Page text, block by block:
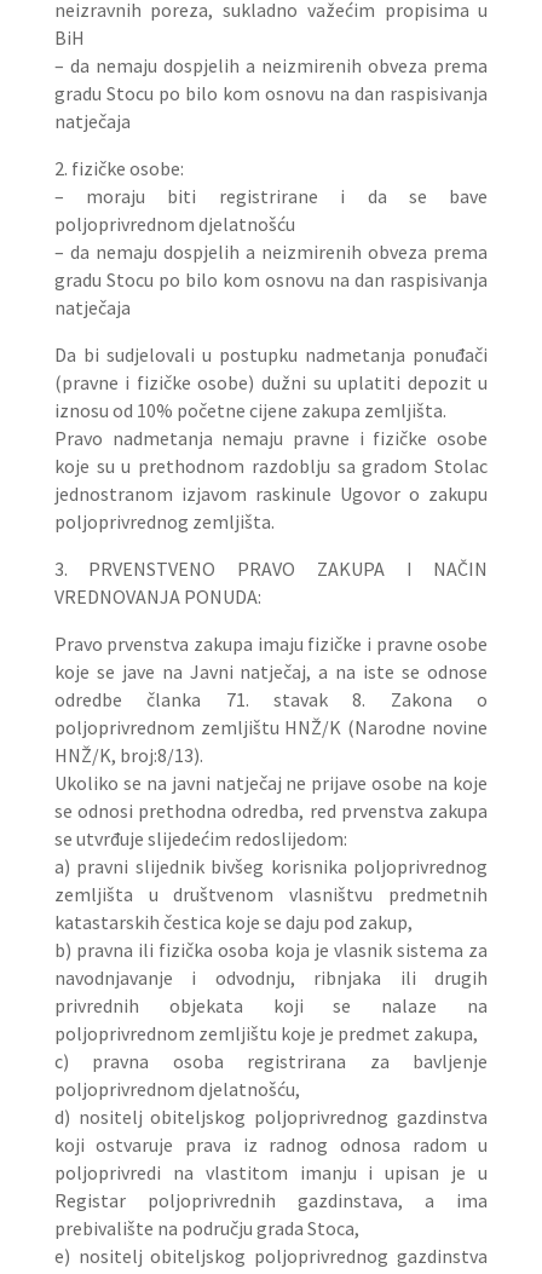
neizravnih poreza, sukladno važećim propisima u
BiH
– da nemaju dospjelih a neizmirenih obveza prema
gradu Stocu po bilo kom osnovu na dan raspisivanja
natječaja
2. fizičke osobe:
– moraju biti registrirane i da se bave
poljoprivrednom djelatnošću
– da nemaju dospjelih a neizmirenih obveza prema
gradu Stocu po bilo kom osnovu na dan raspisivanja
natječaja
Da bi sudjelovali u postupku nadmetanja ponuđači
(pravne i fizičke osobe) dužni su uplatiti depozit u
iznosu od 10% početne cijene zakupa zemljišta.
Pravo nadmetanja nemaju pravne i fizičke osobe
koje su u prethodnom razdoblju sa gradom Stolac
jednostranom izjavom raskinule Ugovor o zakupu
poljoprivrednog zemljišta.
3. PRVENSTVENO PRAVO ZAKUPA I NAČIN
VREDNOVANJA PONUDA:
Pravo prvenstva zakupa imaju fizičke i pravne osobe
koje se jave na Javni natječaj, a na iste se odnose
odredbe članka 71. stavak 8. Zakona o
poljoprivrednom zemljištu HNŽ/K (Narodne novine
HNŽ/K, broj:8/13).
Ukoliko se na javni natječaj ne prijave osobe na koje
se odnosi prethodna odredba, red prvenstva zakupa
se utvrđuje slijedećim redoslijedom:
a) pravni slijednik bivšeg korisnika poljoprivrednog
zemljišta u društvenom vlasništvu predmetnih
katastarskih čestica koje se daju pod zakup,
b) pravna ili fizička osoba koja je vlasnik sistema za
navodnjavanje i odvodnju, ribnjaka ili drugih
privrednih objekata koji se nalaze na
poljoprivrednom zemljištu koje je predmet zakupa,
c) pravna osoba registrirana za bavljenje
poljoprivrednom djelatnošću,
d) nositelj obiteljskog poljoprivrednog gazdinstva
koji ostvaruje prava iz radnog odnosa radom u
poljoprivredi na vlastitom imanju i upisan je u
Registar poljoprivrednih gazdinstava, a ima
prebivalište na području grada Stoca,
e) nositelj obiteljskog poljoprivrednog gazdinstva